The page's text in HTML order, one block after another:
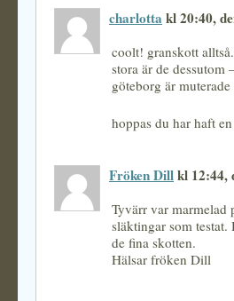
charlotta kl 20:40,
coolt! granskott
stora är de dessutom
göteborg är
hoppas du har haft
Fröken Dillkl 12:44,
Tyvärr var marmelad
släktingar som
de fina skotten.
Hälsar fröken Dill